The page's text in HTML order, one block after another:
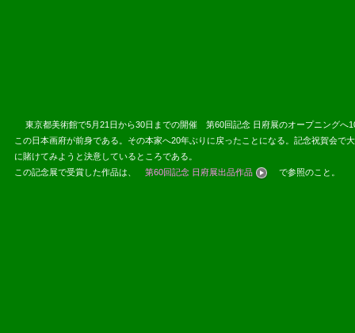
東京都美術館で5月21日から30日までの開催 第60回記念 日府展のオープニングへ
この日本画府が前身である。その本家へ20年ぶりに戻ったことになる。記念祝賀会
に賭けてみようと決意しているところである。
この記念展で受賞した作品は、 第60回記念 日府展出品作品 で参照のこと。